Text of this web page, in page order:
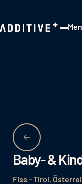
Baby- &
Fiss - Tirol,